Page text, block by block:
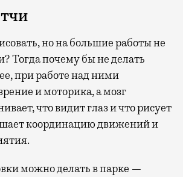
но на большие работы не
Тогда почему бы не делать
при работе над ними
и моторика, а мозг
что видит глаз и что рисует
координацию движений и
можно делать в парке —